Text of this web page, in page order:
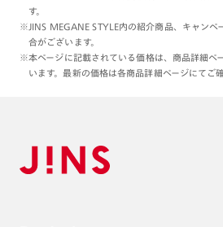
す。
※JINS MEGANE STYLE内の紹介商品、キャンペ
合がございます。
※本ページに記載されている価格は、商品詳細ペ
います。最新の価格は各商品詳細ページにてご